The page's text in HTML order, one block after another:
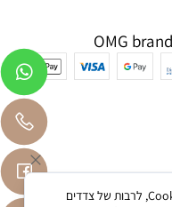
לידיעתך, באתרנו נעשה שימוש בקבצי Cookies, לרבות של צדדים